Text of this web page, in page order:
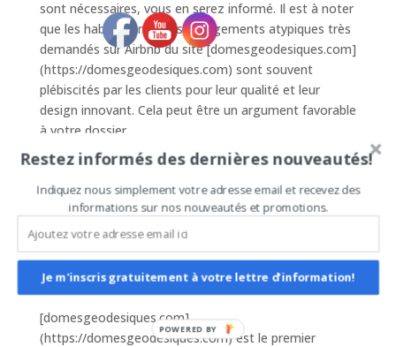
sont nécessaires, vous en serez informé. Il est à noter
que les habitats insolites et logements atypiques très
demandés sur Airbnb du site [domesgeodesiques.com]
(https://domesgeodesiques.com) sont souvent
plébiscités par les clients pour leur qualité et leur
design innovant. Cela peut être un argument favorable
à votre dossier.
## Obtenez Votre Autorisation
Une fois que votre dossier est accepté et que vous
avez reçu votre permis de construire, vous pouvez
démarrer votre projet. Veillez à respecter
scrupuleusement les plans validés pour éviter toute
complication légale. Si vous cherchez une option de
qualité pour votre construction, le site
[domesgeodesiques.com]
(https://domesgeodesiques.com) est le premier
Restez informés des dernières nouveautés!
Indiquez nous simplement votre adresse email et recevez des
informations sur nos nouveautés et promotions.
Je m'inscris gratuitement à votre lettre d'information!
POWERED BY